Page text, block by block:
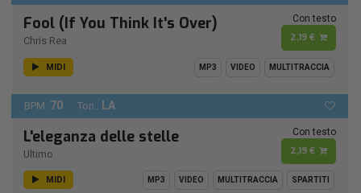
Fool (If You Think It's Over)
Chris Rea
Con testo
2,19 €
MIDI MP3 VIDEO MULTITRACCIA
BPM: 70 Ton.: LA
L'eleganza delle stelle
Ultimo
Con testo
2,19 €
MIDI MP3 VIDEO MULTITRACCIA SPARTITI